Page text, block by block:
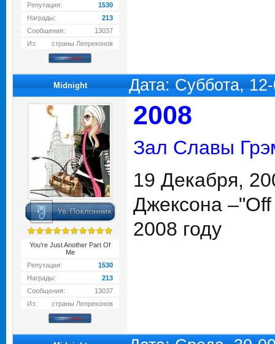
Репутация:
1530
Награды:
213
Сообщения:
13037
Из:
страны Лепреконов
Midnight Дата: Суббота,
You're Just Another Part Of
Me
Репутация:
1530
Награды:
213
Сообщения:
13037
Из:
страны Лепреконов
2008
Зал Славы
19 Декабря,
Джексона
2008 году